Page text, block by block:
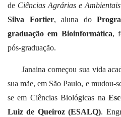
de Ciências Agrárias e Ambientais
Silva Fortier, aluna do
graduação em Bioinformática,
pós-graduação.
Janaina começou sua vida
sua mãe, em São Paulo, e mudou-
se em Ciências Biológicas na
Luiz de Queiroz (ESALQ).